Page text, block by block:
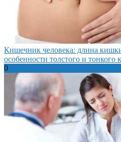
Кишечник человека: длина
особенности толстого и тонкого
0